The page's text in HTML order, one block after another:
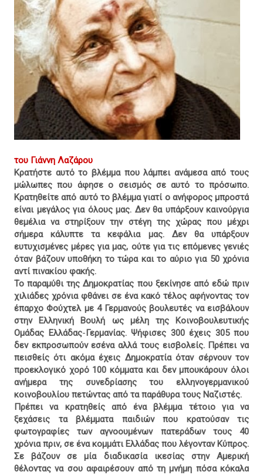
του Γιάννη Λαζάρου
Κρατήστε αυτό το βλέμμα που λάμπει ανάμεσα από τους
μώλωπες που άφησε ο σεισμός σε αυτό το πρόσωπο.
Κρατηθείτε από αυτό το βλέμμα γιατί ο ανήφορος μπροστά
είναι μεγάλος για όλους μας. Δεν θα υπάρξουν καινούργια
θεμέλια να στηρίξουν την στέγη της χώρας που μέχρι
σήμερα κάλυπτε τα κεφάλια μας. Δεν θα υπάρξουν
ευτυχισμένες μέρες για μας, ούτε για τις επόμενες γενιές
όταν βάζουν υποθήκη το τώρα και το αύριο για 50 χρόνια
αντί πινακίου φακής.
Το παραμύθι της Δημοκρατίας που ξεκίνησε από εδώ πριν
χιλιάδες χρόνια φθάνει σε ένα κακό τέλος αφήνοντας τον
έπαρχο Φούχτελ με 4 Γερμανούς βουλευτές να εισβάλουν
στην Ελληνική Βουλή ως μέλη της Κοινοβουλευτικής
Ομάδας Ελλάδας-Γερμανίας. Ψήφισες 300 έχεις 305 που
δεν εκπροσωπούν εσένα αλλά τους εισβολείς. Πρέπει να
πεισθείς ότι ακόμα έχεις Δημοκρατία όταν σέρνουν τον
προεκλογικό χορό 100 κόμματα και δεν μπουκάρουν όλοι
ανήμερα της συνεδρίασης του ελληνογερμανικού
κοινοβουλίου πετώντας από τα παράθυρα τους Ναζιστές.
Πρέπει να κρατηθείς από ένα βλέμμα τέτοιο για να
ξεχάσεις τα βλέμματα παιδιών που κρατούσαν τις
φωτογραφίες των αγνοουμένων πατεράδων τους 40
χρόνια πριν, σε ένα κομμάτι Ελλάδας που λέγονταν Κύπρος.
Σε βάζουν σε μία διαδικασία ικεσίας στην Αμερική
θέλοντας να σου αφαιρέσουν από τη μνήμη πόσα κόκαλα